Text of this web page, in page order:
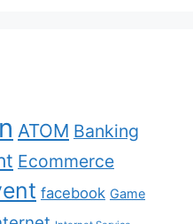
ATOM Banking
Ecommerce
facebook Game